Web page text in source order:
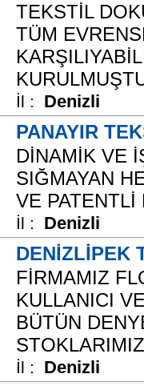
TEKSTİL
TÜM
İl : Denizli
PANAYIR
DİNAMİK VE
SIĞMAYAN
VE
İl : Denizli
DENİZLİPEK
FİRMAMIZ
KULLANICI
BÜTÜN
İl : Denizli